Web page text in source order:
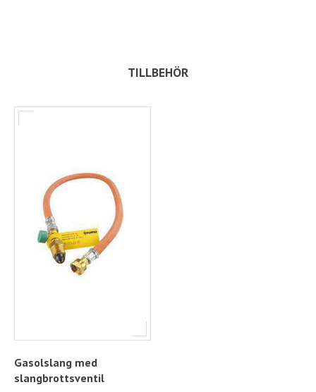
TILLBEHÖR
Gasolslang med
slangbrottsventil